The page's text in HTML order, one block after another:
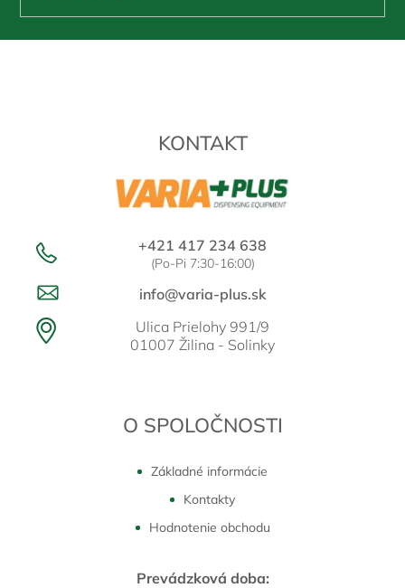
KONTAKT
+421 417 234 638
(Po-Pi 7:30-16:00)
info@varia-plus.sk
Ulica Prielohy 991/9
01007 Žilina - Solinky
O SPOLOČNOSTI
Základné informácie
Kontakty
Hodnotenie obchodu
Prevádzková doba: